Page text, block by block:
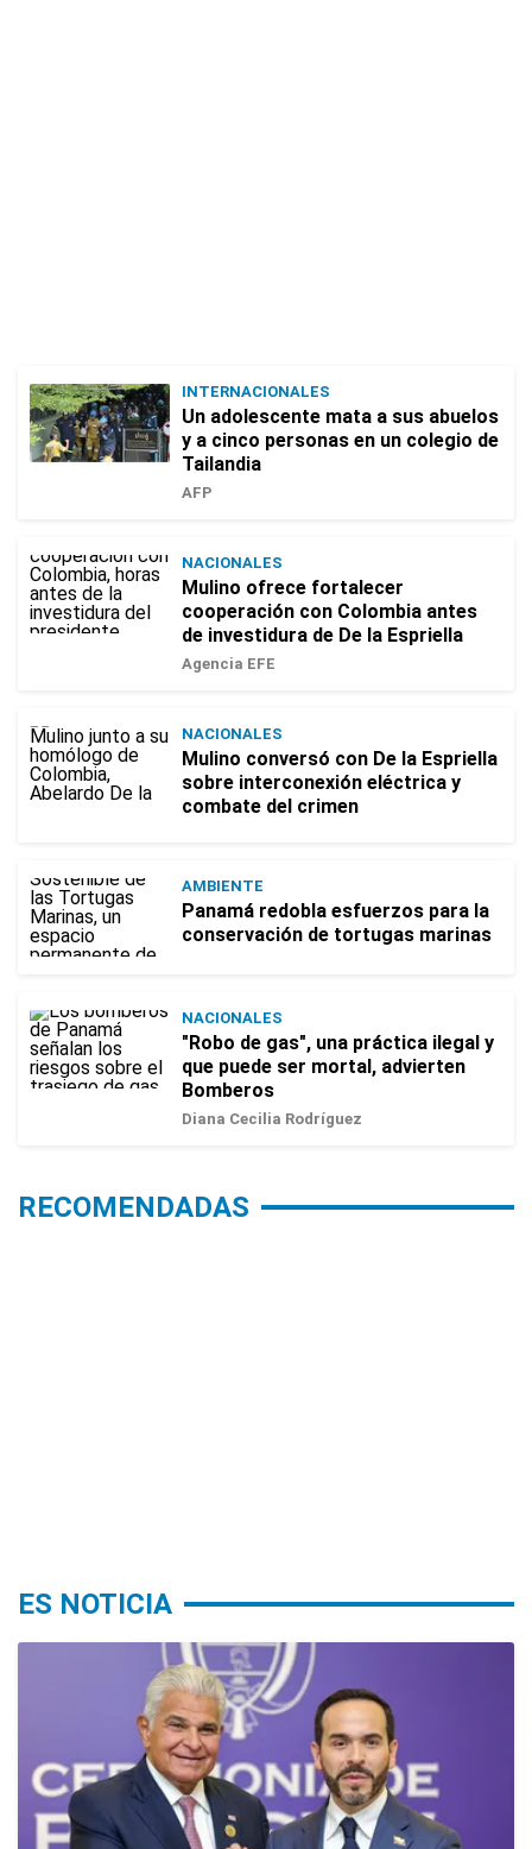
INTERNACIONALES
Un adolescente mata a sus abuelos
y a cinco personas en un colegio de
Tailandia
AFP
NACIONALES
Mulino ofrece fortalecer
cooperación con Colombia antes
de investidura de De la Espriella
Agencia EFE
NACIONALES
Mulino conversó con De la Espriella
sobre interconexión eléctrica y
combate del crimen
AMBIENTE
Panamá redobla esfuerzos para la
conservación de tortugas marinas
NACIONALES
"Robo de gas", una práctica ilegal y
que puede ser mortal, advierten
Bomberos
Diana Cecilia Rodríguez
RECOMENDADAS
ES NOTICIA